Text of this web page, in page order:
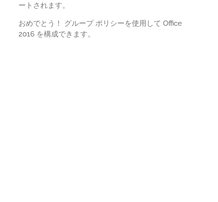
ートされます。
おめでとう！ グループ ポリシーを使用して Office
2016 を構成できます。